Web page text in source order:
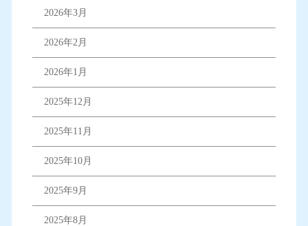
2026年3月
2026年2月
2026年1月
2025年12月
2025年11月
2025年10月
2025年9月
2025年8月